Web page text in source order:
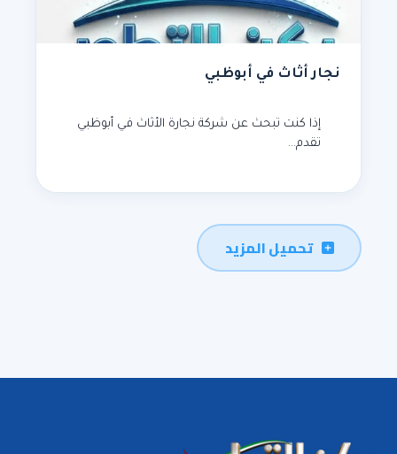
نجار أثاث في أبوظبي
إذا كنت تبحث عن شركة نجارة الأثاث في أبوظبي
تقدم…
تحميل المزيد